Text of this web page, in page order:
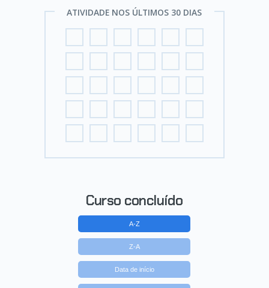
ATIVIDADE NOS ÚLTIMOS 30 DIAS
Curso concluído
A-Z
Z-A
Data de início